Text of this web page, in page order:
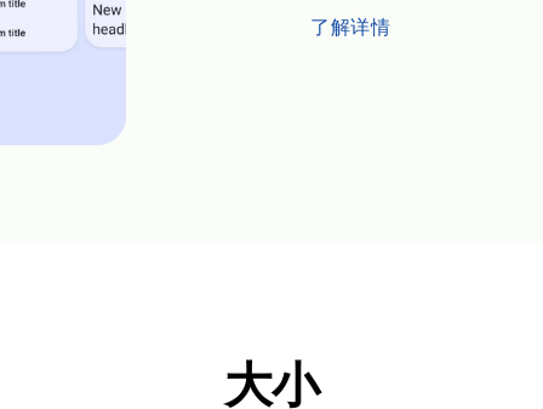
了解详情
大小